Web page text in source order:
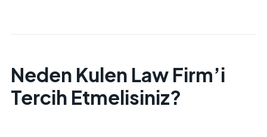
Neden Kulen Law Firm’i
Tercih Etmelisiniz?